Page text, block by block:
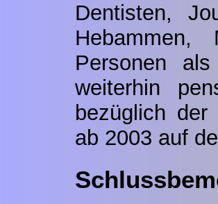
Dentisten,
Personen
weiterhin
bezüglich der
ab 2003 auf